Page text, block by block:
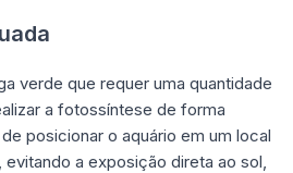
verde que requer uma quantidade
a fotossíntese de forma
posicionar o aquário em um local
a exposição direta ao sol,